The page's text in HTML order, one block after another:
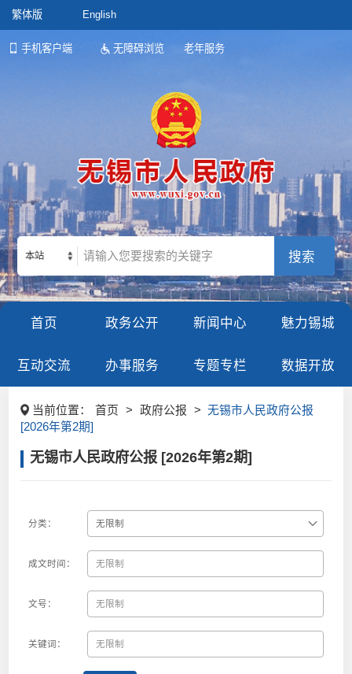
繁体版 English
手机客户端 无障碍浏览 老年服务
本站
首页 政务公开 新闻中心 魅力锡城
互动交流 办事服务 专题专栏 数据开放
当前位置： 首页 > 政府公报 > 无锡市人民政府公报
[2026年第2期]
无锡市人民政府公报 [2026年第2期]
分类：
成文时间：
文号：
关键词：